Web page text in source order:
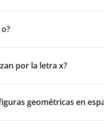
por la letra x?
geométricas en